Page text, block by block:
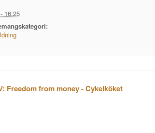
16:25
Freedom from money - Cykelköket